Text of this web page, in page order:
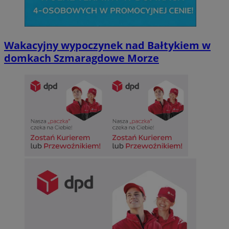
Wakacyjny wypoczynek nad Bałtykiem w
domkach Szmaragdowe Morze